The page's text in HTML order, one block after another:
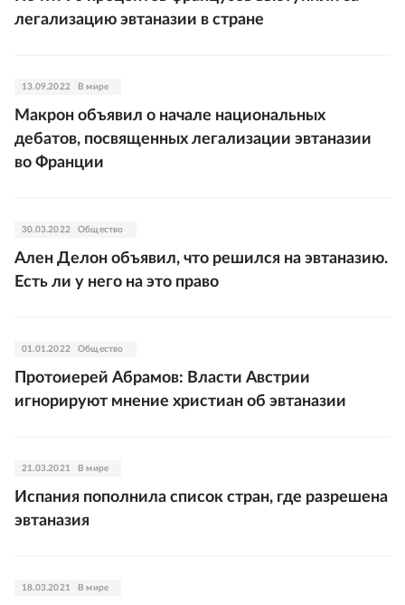
легализацию эвтаназии в стране
13.09.2022 В мире
Макрон объявил о начале национальных
дебатов, посвященных легализации эвтаназии
во Франции
30.03.2022 Общество
Ален Делон объявил, что решился на эвтаназию.
Есть ли у него на это право
01.01.2022 Общество
Протоиерей Абрамов: Власти Австрии
игнорируют мнение христиан об эвтаназии
21.03.2021 В мире
Испания пополнила список стран, где разрешена
эвтаназия
18.03.2021 В мире